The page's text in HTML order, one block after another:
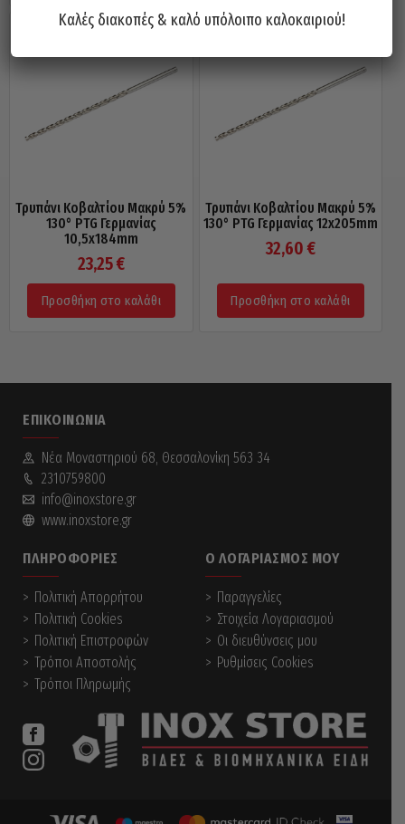
Τρυπάνι Κοβαλτίου Μακρύ 5%
130° PTG Γερμανίας
10,5x184mm
23,25€
Προσθήκη στο καλάθι
Τρυπάνι Κοβαλτίου Μακρύ 5%
130° PTG Γερμανίας 12x205mm
32,60 €
Προσθήκη στο καλάθι
ΕΠΙΚΟΙΝΩΝΊΑ
Νέα Mοναστηριού 68, Θεσσαλονίκη 563 34
2310759800
info@inoxstore.gr
www.inoxstore.gr
ΠΛΗΡΟΦΟΡΊΕΣ
Πολιτική Απορρήτου
Πολιτική Cookies
Πολιτική Επιστροφών
Τρόποι Αποστολής
Τρόποι Πληρωμής
Ο ΛΟΓΑΡΙΑΣΜΌΣ ΜΟΥ
Παραγγελίες
Στοιχεία Λογαριασμού
Οι διευθύνσεις μου
Ρυθμίσεις Cookies
Καλές διακοπές & καλό υπόλοιπο καλοκαιριού!